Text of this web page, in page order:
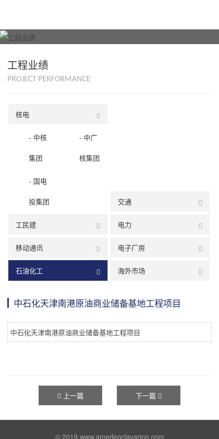
工程业绩
PROJECT PERFORMANCE
核电
- 中核
集团
- 中广
核集团
- 国电
投集团 交通
工民建 电力
移动通讯 电子厂房
石油化工 海外市场
中石化天津南港原油商业储备基地工程项目
中石化天津南港原油商业储备基地工程项目
上一篇 下一篇
© 2019 www.amedeoclavarino.com